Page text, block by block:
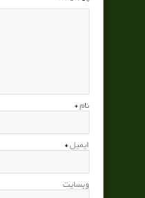
نام *
ایمیل *
وبسایت